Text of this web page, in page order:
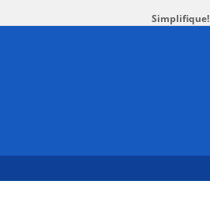
Simplifique!